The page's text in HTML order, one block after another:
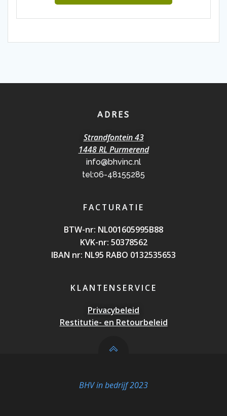
ADRES
Strandfontein 43
1448 RL Purmerend
info@bhvinc.nl
tel:06-48155285
FACTURATIE
BTW-nr: NL001605995B88
KVK-nr: 50378562
IBAN nr: NL95 RABO 0132535653
KLANTENSERVICE
Privacybeleid
Restitutie- en Retourbeleid
BHV in bedrijf 2023